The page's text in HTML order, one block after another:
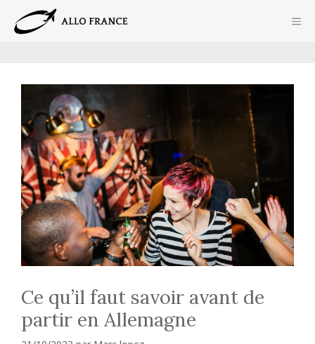
contenu
Ce qu’il faut savoir avant de
partir en Allemagne